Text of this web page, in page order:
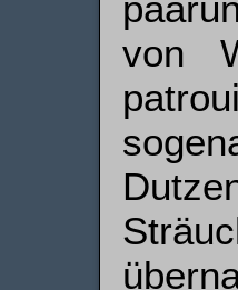
von